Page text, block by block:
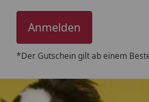
Anmelden
*Der Gutschein gilt ab einem